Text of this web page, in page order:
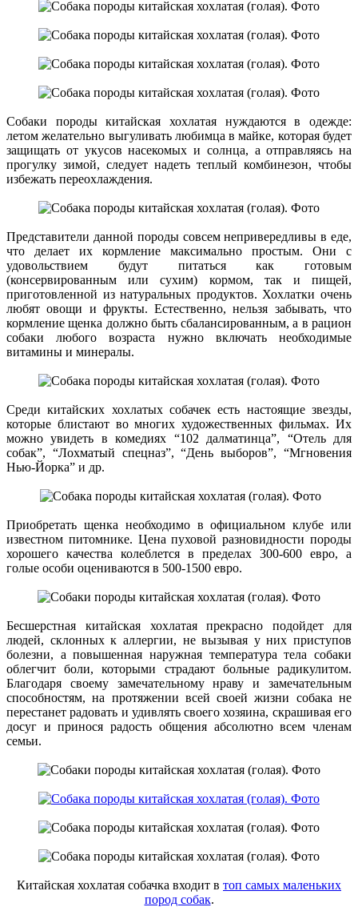
Собаки породы китайская хохлатая нуждаются в одежде:
летом желательно выгуливать любимца в майке, которая будет
защищать от укусов насекомых и солнца, а отправляясь на
прогулку зимой, следует надеть теплый комбинезон, чтобы
избежать переохлаждения.
Представители данной породы совсем непривередливы в еде,
что делает их кормление максимально простым. Они с
удовольствием будут питаться как готовым
(консервированным или сухим) кормом, так и пищей,
приготовленной из натуральных продуктов. Хохлатки очень
любят овощи и фрукты. Естественно, нельзя забывать, что
кормление щенка должно быть сбалансированным, а в рацион
собаки любого возраста нужно включать необходимые
витамины и минералы.
Среди китайских хохлатых собачек есть настоящие звезды,
которые блистают во многих художественных фильмах. Их
можно увидеть в комедиях “102 далматинца”, “Отель для
собак”, “Лохматый спецназ”, “День выборов”, “Мгновения
Нью-Йорка” и др.
Приобретать щенка необходимо в официальном клубе или
известном питомнике. Цена пуховой разновидности породы
хорошего качества колеблется в пределах 300-600 евро, а
голые особи оцениваются в 500-1500 евро.
Бесшерстная китайская хохлатая прекрасно подойдет для
людей, склонных к аллергии, не вызывая у них приступов
болезни, а повышенная наружная температура тела собаки
облегчит боли, которыми страдают больные радикулитом.
Благодаря своему замечательному нраву и замечательным
способностям, на протяжении всей своей жизни собака не
перестанет радовать и удивлять своего хозяина, скрашивая его
досуг и принося радость общения абсолютно всем членам
семьи.
Китайская хохлатая собачка входит в топ самых маленьких
пород собак.